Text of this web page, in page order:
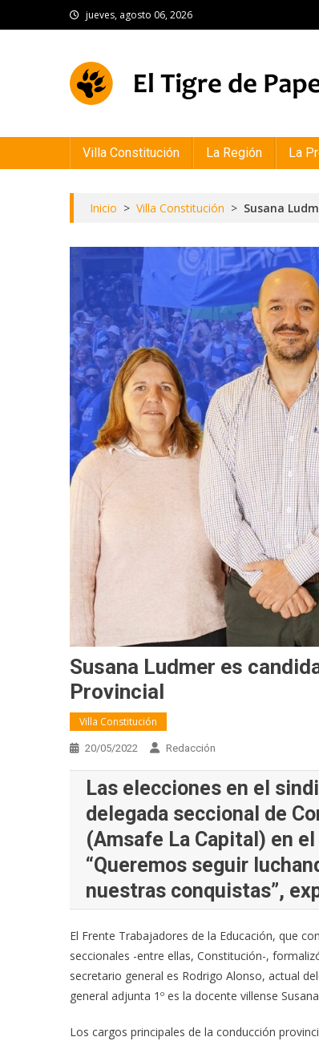
to
jueves, agosto 06, 2026
Villa Constitución La Región La
Inicio > Villa Constitución > Susana
Susana Ludmer es
Provincial
Villa Constitución
20/05/2022 Redacción
Las elecciones en el
delegada seccional de
(Amsafe La Capital) en
“Queremos seguir
nuestras conquistas”,
El Frente Trabajadores de la Educación, que
seccionales -entre ellas, Constitución-,
secretario general es Rodrigo Alonso, actual
general adjunta 1º es la docente villense
Los cargos principales de la conducción